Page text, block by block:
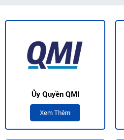
Ủy Quyền QMI
Xem Thêm